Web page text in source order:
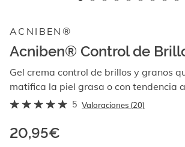
imágenes
videos.
navegar
las
arriba
ACNIBEN®
Acniben® Control de
Gel crema control de brillos y granos
matifica la piel grasa o con tendencia
5 Valoraciones (20)
20,95€